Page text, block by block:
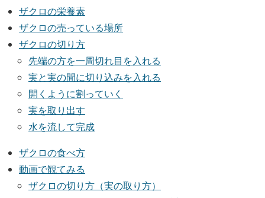
ザクロの栄養素
ザクロの売っている場所
ザクロの切り方
先端の方を一周切れ目を入れる
実と実の間に切り込みを入れる
開くように割っていく
実を取り出す
水を流して完成
ザクロの食べ方
動画で観てみる
ザクロの切り方（実の取り方）